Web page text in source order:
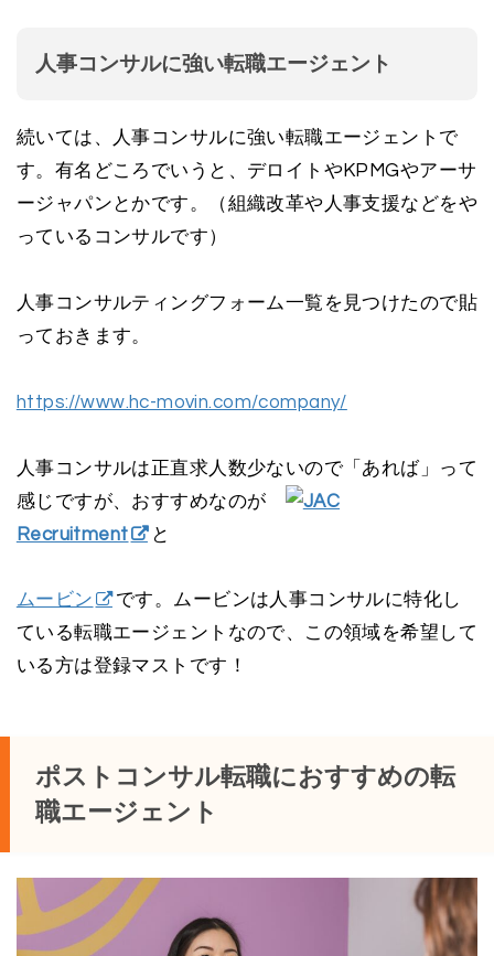
人事コンサルに強い転職エージェント
続いては、人事コンサルに強い転職エージェントで
す。有名どころでいうと、デロイトやKPMGやアーサ
ージャパンとかです。（組織改革や人事支援などをや
っているコンサルです）
人事コンサルティングフォーム一覧を見つけたので貼
っておきます。
https://www.hc-movin.com/company/
人事コンサルは正直求人数少ないので「あれば」って
感じですが、おすすめなのが
JAC
Recruitment
と
ムービン
です。ムービンは人事コンサルに特化し
ている転職エージェントなので、この領域を希望して
いる方は登録マストです！
ポストコンサル転職におすすめの転
職エージェント